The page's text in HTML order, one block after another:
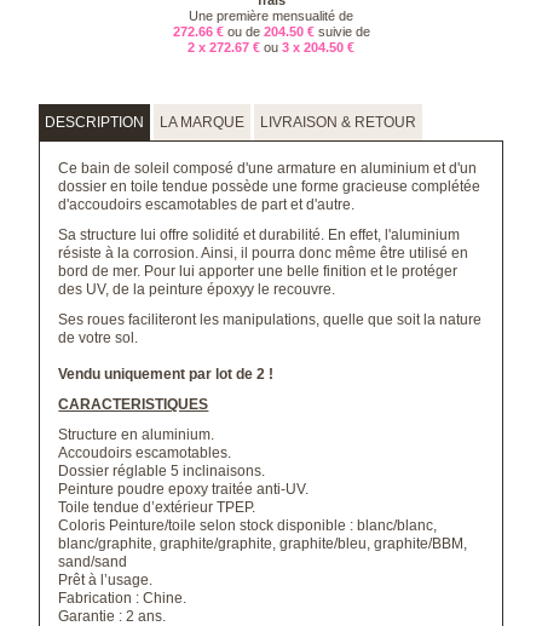
Une première mensualité de
272.66 €ou de 204.50 €suivie de
2 x 272.67 € ou 3 x 204.50 €
DESCRIPTION LA MARQUE LIVRAISON & RETOUR
Ce bain de soleil composé d'une armature en aluminium et d'un
dossier en toile tendue possède une forme gracieuse complétée
d'accoudoirs escamotables de part et d'autre.
Sa structure lui offre solidité et durabilité. En effet, l'aluminium
résiste à la corrosion. Ainsi, il pourra donc même être utilisé en
bord de mer. Pour lui apporter une belle finition et le protéger
des UV, de la peinture époxyy le recouvre.
Ses roues faciliteront les manipulations, quelle que soit la nature
de votre sol.
Vendu uniquement par lot de 2 !
CARACTERISTIQUES
Structure en aluminium.
Accoudoirs escamotables.
Dossier réglable 5 inclinaisons.
Peinture poudre epoxy traitée anti-UV.
Toile tendue d’extérieur TPEP.
Coloris Peinture/toile selon stock disponible : blanc/blanc,
blanc/graphite, graphite/graphite, graphite/bleu, graphite/BBM,
sand/sand
Prêt à l’usage.
Fabrication : Chine.
Garantie : 2 ans.